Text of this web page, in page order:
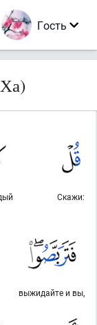
Гость
Скажи:
выжидайте и вы,